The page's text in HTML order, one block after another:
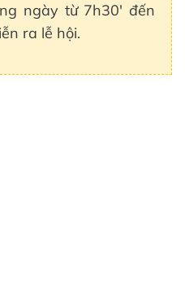
ngày từ 7h30' đến
ra lễ hội.